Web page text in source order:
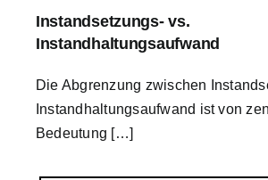
Instandsetzungs- vs.
Instandhaltungsaufwand
Die Abgrenzung zwischen
Instandhaltungsaufwand ist von
Bedeutung […]